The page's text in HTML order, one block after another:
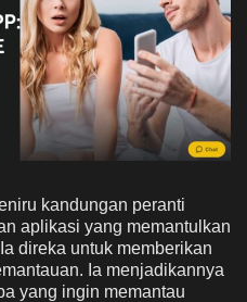
kandungan peranti
aplikasi yang memantulkan
direka untuk memberikan
Ia menjadikannya
yang ingin memantau